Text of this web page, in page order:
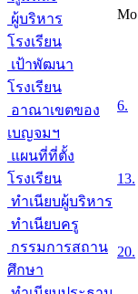
ผู้บริหาร
โรงเรียน
เป้าพัฒนา
โรงเรียน
อาณาเขตของ
เบญจมฯ
แผนที่ที่ตั้ง
โรงเรียน
ทำเนียบผู้บริหาร
ทำเนียบครู
กรรมการสถาน
ศึกษา
Mo
6.
13.
20.